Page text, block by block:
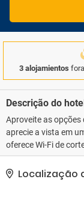
3 alojamientos
Descrição do
Aproveite as opções
aprecie a vista em
oferece Wi-Fi de
recepção.. As
recepção 24 horas,
recepção do hotel.
Localização